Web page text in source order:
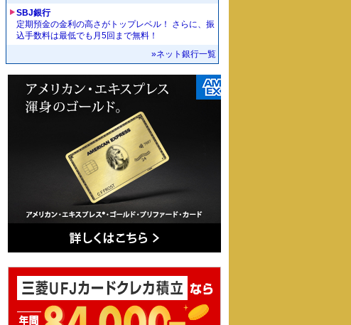
SBJ銀行
定期預金の金利の高さがトップレベル！ さらに、振
込手数料は最低でも月5回まで無料！
»ネット銀行一覧